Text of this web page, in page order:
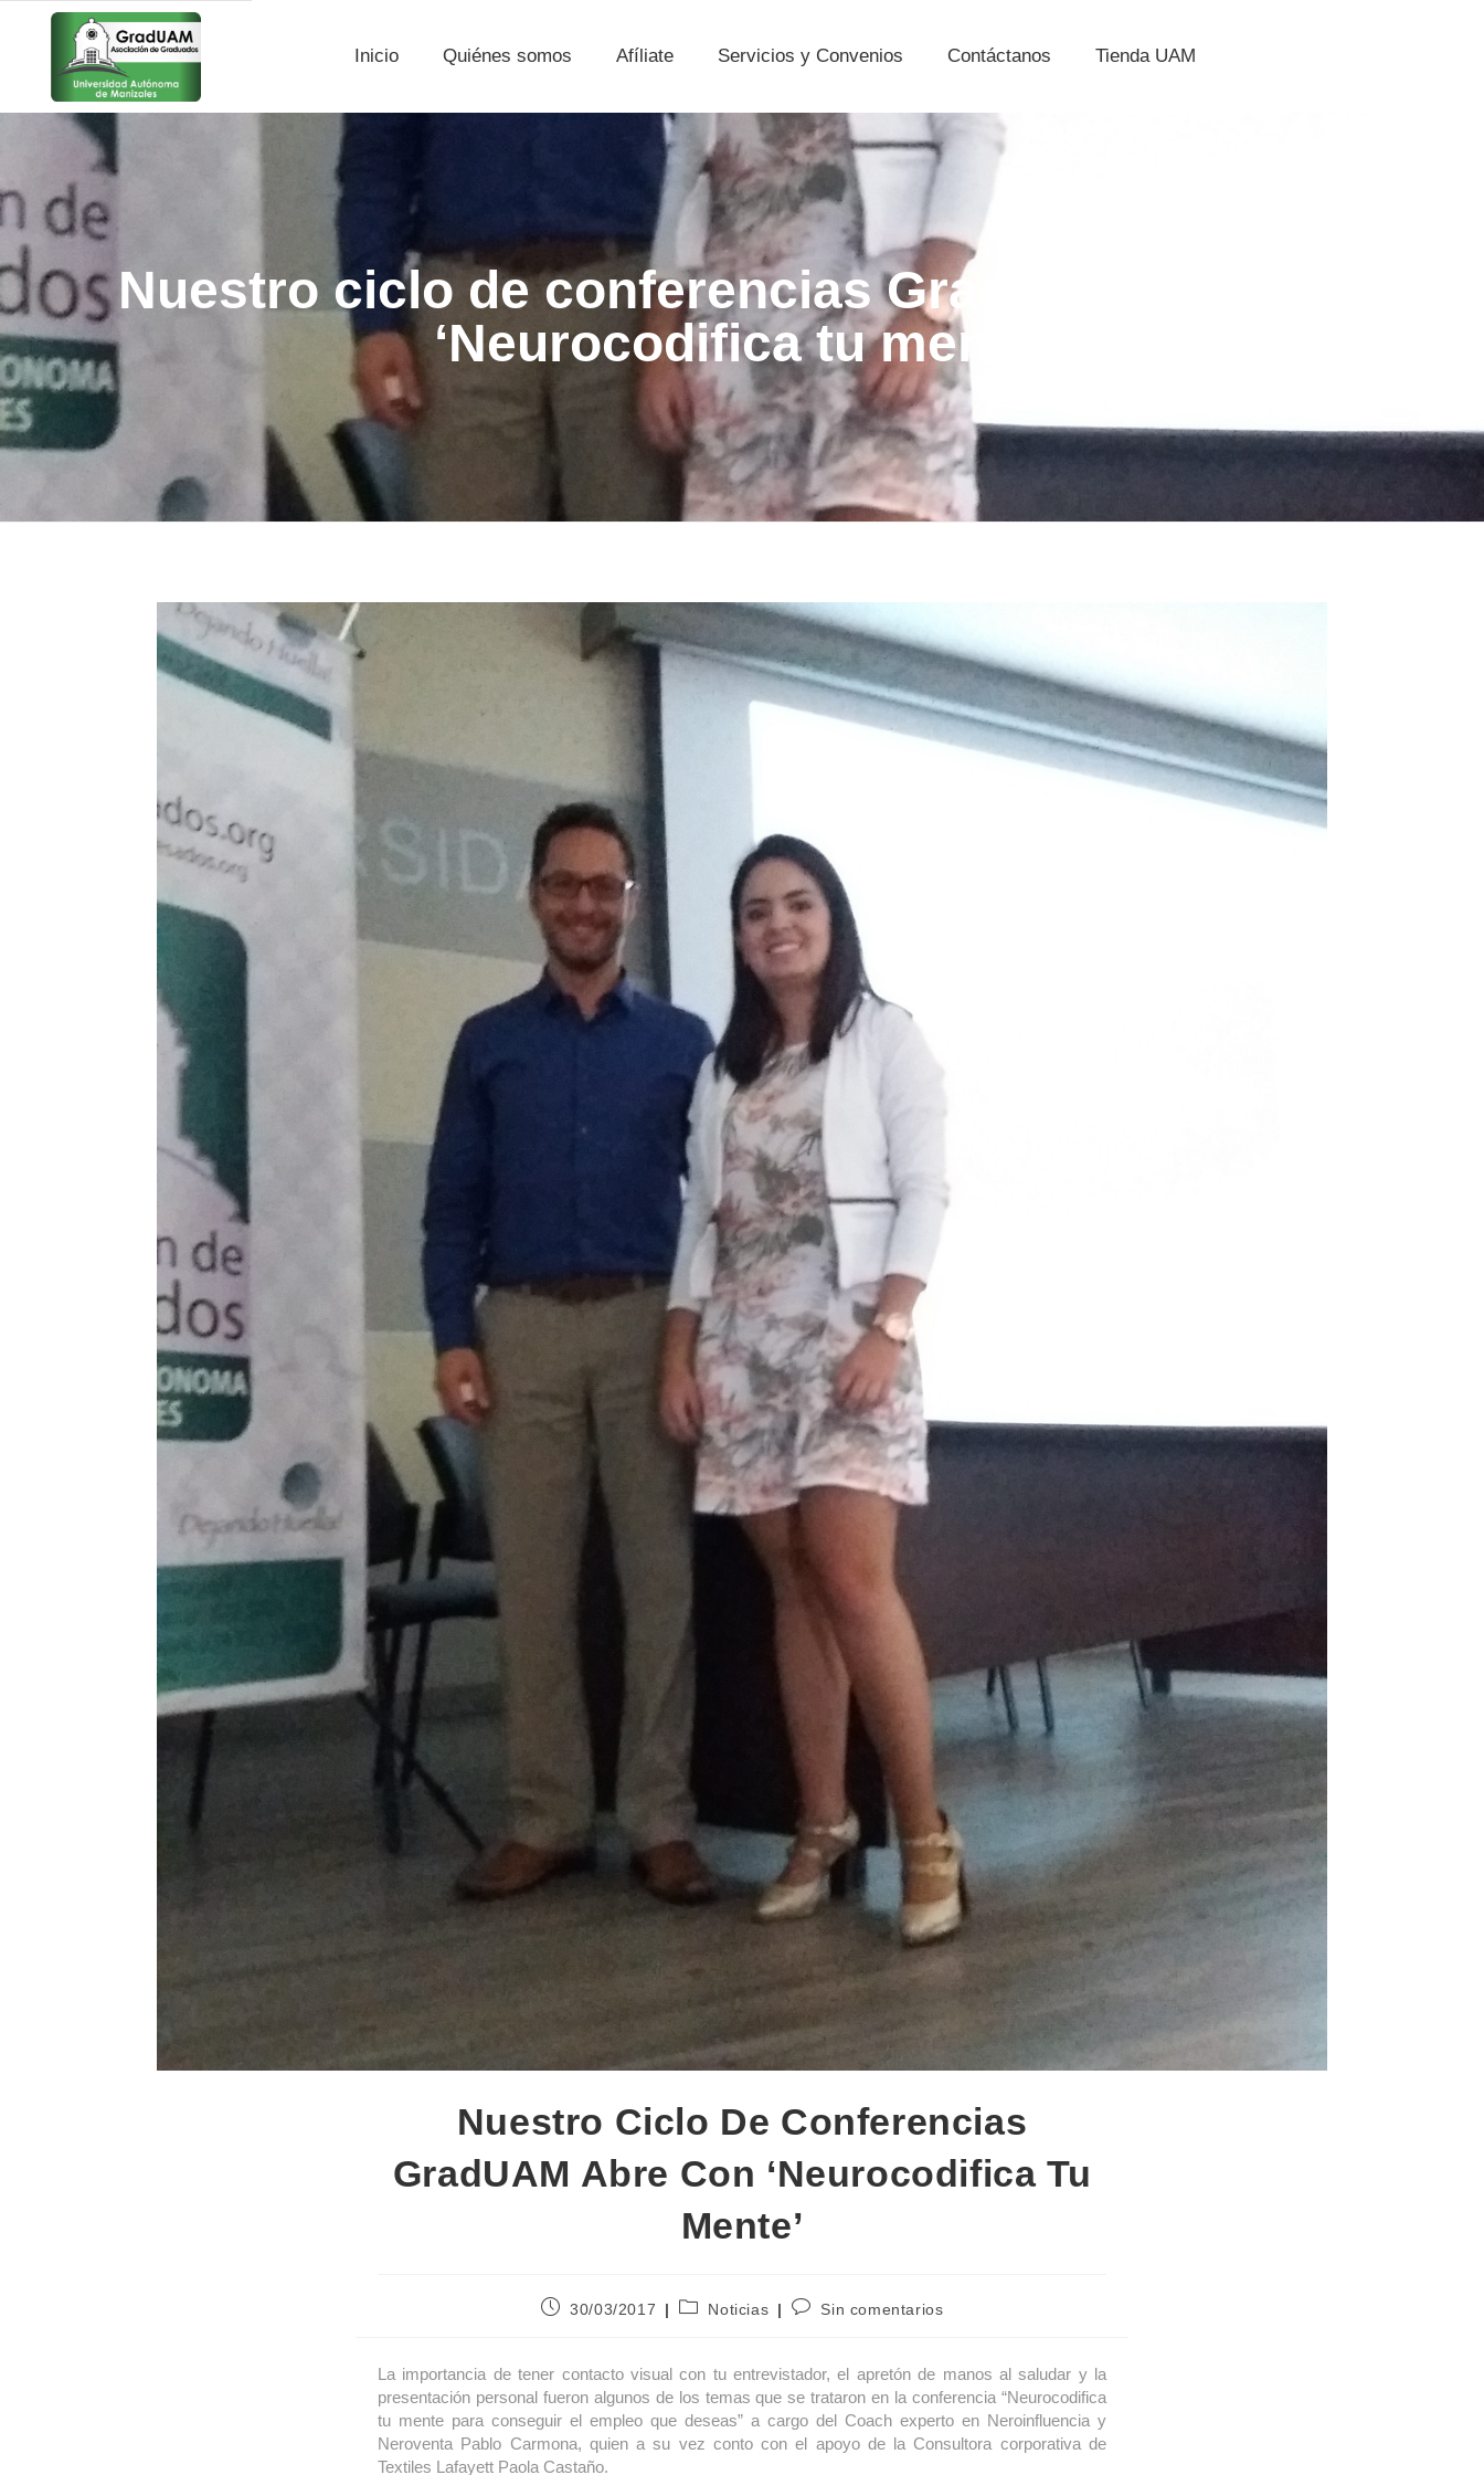
Inicio Quiénes somos Afíliate Servicios y Convenios Contáctanos Tienda UAM
Nuestro ciclo de conferencias GradUAM abre con
‘Neurocodifica tu mente’
Nuestro Ciclo De Conferencias
GradUAM Abre Con ‘Neurocodifica Tu
Mente’
30/03/2017 Noticias Sin comentarios
La importancia de tener contacto visual con tu entrevistador, el apretón de manos al saludar y la
presentación personal fueron algunos de los temas que se trataron en la conferencia “Neurocodifica
tu mente para conseguir el empleo que deseas” a cargo del Coach experto en Neroinfluencia y
Neroventa Pablo Carmona, quien a su vez conto con el apoyo de la Consultora corporativa de
Textiles Lafayett Paola Castaño.